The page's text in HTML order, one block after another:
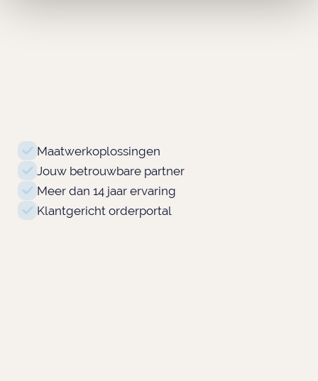
Maatwerkoplossingen
Jouw betrouwbare partner
Meer dan 14 jaar ervaring
Klantgericht orderportal